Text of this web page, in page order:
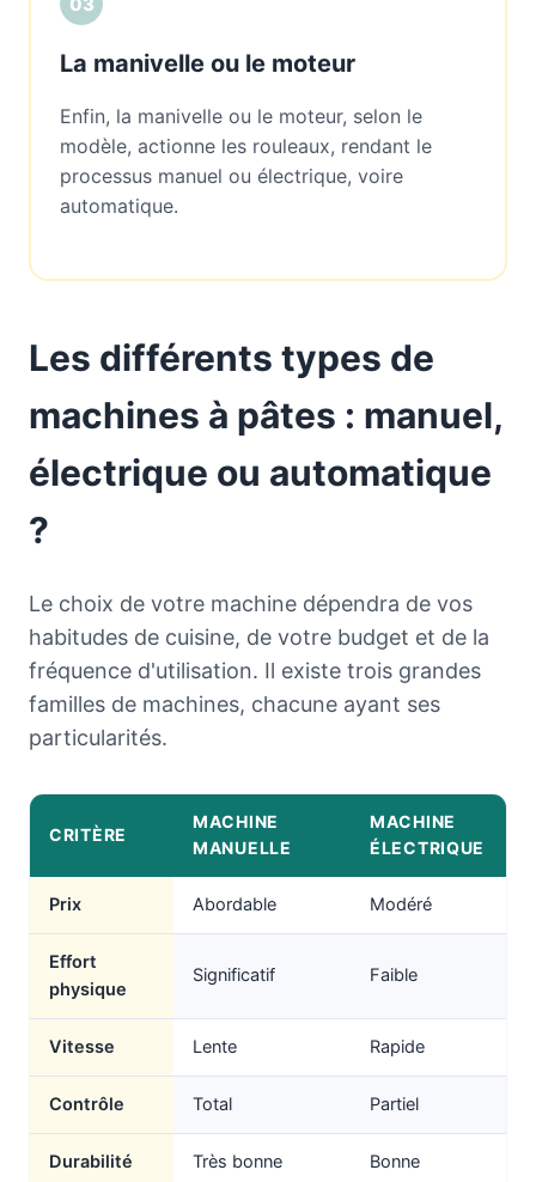
La manivelle ou le moteur
Enfin, la manivelle ou le moteur, selon le
modèle, actionne les rouleaux, rendant le
processus manuel ou électrique, voire
automatique.
Les différents types de
machines à pâtes : manuel,
électrique ou automatique
?
Le choix de votre machine dépendra de vos
habitudes de cuisine, de votre budget et de la
fréquence d'utilisation. Il existe trois grandes
familles de machines, chacune ayant ses
particularités.
CRITÈRE
MACHINE
MANUELLE
MACHINE
ÉLECTRIQUE
Prix Abordable Modéré
Effort
physique
Significatif Faible
Vitesse Lente Rapide
Contrôle Total Partiel
Durabilité Très bonne Bonne